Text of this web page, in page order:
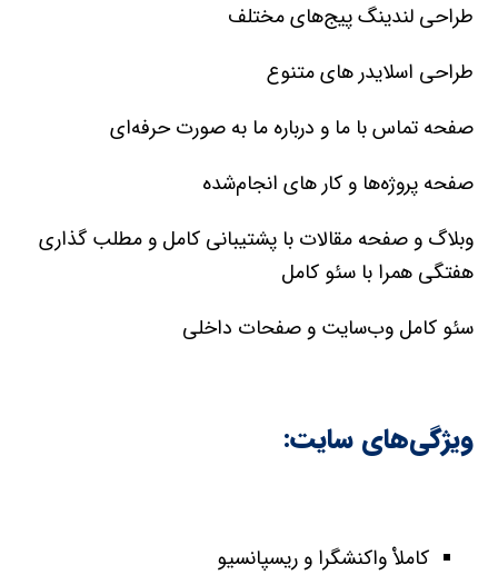
طراحی لندینگ پیج‌های مختلف
طراحی اسلایدر های متنوع
صفحه تماس با ما و درباره ما به صورت حرفه‌ای
صفحه پروژه‌‌ها و کار های انجام‌شده
وبلاگ و صفحه مقالات با پشتیبانی کامل و مطلب گذاری
هفتگی همرا با سئو کامل
سئو کامل وب‌سایت و صفحات داخلی
ویژگی‌های سایت:
کاملاْ واکنشگرا و ریسپانسیو